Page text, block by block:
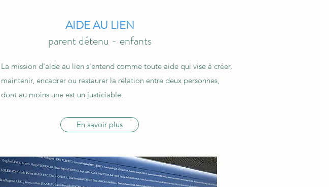
AIDE AU LIEN
parent détenu - enfants
La mission d'aide au lien s'entend comme toute aide qui vise à créer,
maintenir, encadrer ou restaurer la relation entre deux personnes,
dont au moins une est un justiciable.
En savoir plus